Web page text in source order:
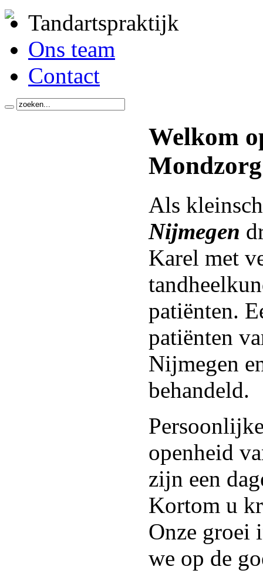
Tandartspraktijk
Ons team
Contact
Welkom
Als
Nijmegen
Karel met
patiënten.
patiënten
Nijmegen
behandeld.
openheid
zijn een
Kortom u
Onze groei
we op de